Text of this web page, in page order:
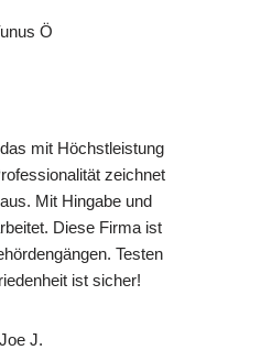
Ö
mit Höchstleistung
zeichnet
Mit Hingabe und
Diese Firma ist
Testen
ist sicher!
J.